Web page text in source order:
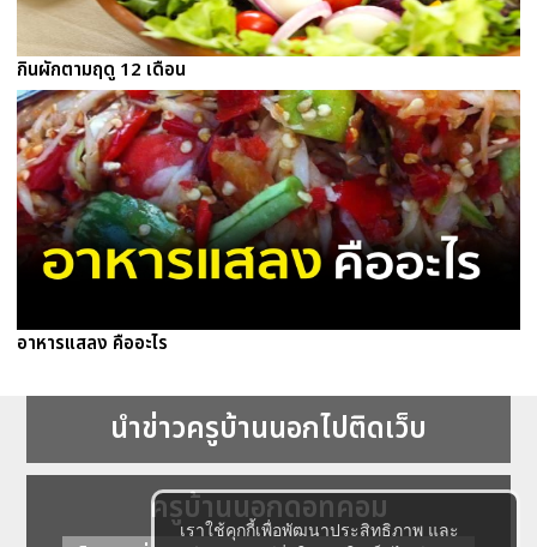
เราใช้คุกกี้เพื่อพัฒนาประสิทธิภาพ และ
กินผักตามฤดู 12 เดือน
อาหารแสลง คืออะไร
นำข่าวครูบ้านนอกไปติดเว็บ
ครูบ้านนอกดอทคอม